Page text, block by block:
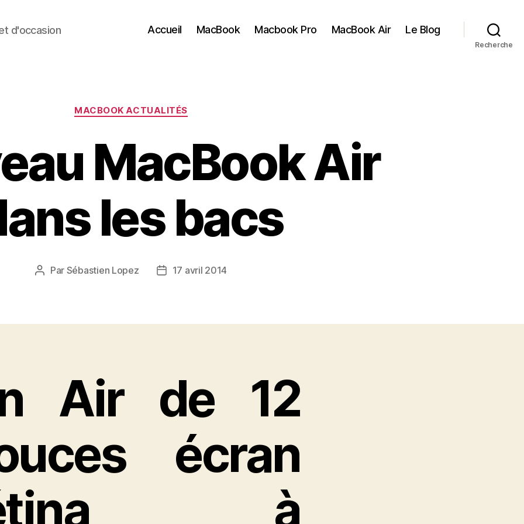
d'occasion Accueil MacBook Macbook Pro MacBook Air Le Blog
Recherche
Catégories
MACBOOK ACTUALITÉS
MacBook Air
les bacs
Auteur
Par Sébastien Lopez
Date17 avril 2014
Air de 12
écran
à